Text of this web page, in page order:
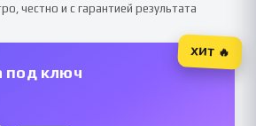
честно и с гарантией результата
под ключ
ХИТ 🔥